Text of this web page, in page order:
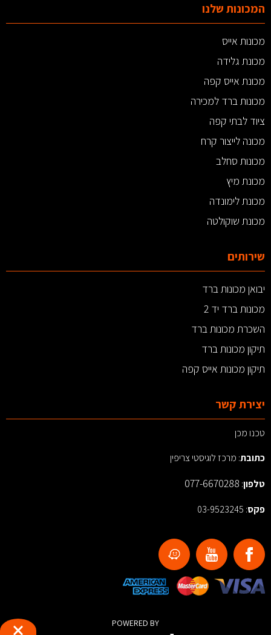
המכונות שלנו
מכונות אייס
מכונת גלידה
מכונת אייס קפה
מכונות ברד למכירה
ציוד לבתי קפה
מכונה לייצור קרח
מכונות סחלב
מכונת מיץ
מכונת לימונדה
מכונת שוקולטה
שירותים
יבואן מכונות ברד
מכונות ברד יד 2
השכרת מכונות ברד
תיקון מכונות ברד
תיקון מכונות אייס קפה
יצירת קשר
טכנו מכן
כתובת: מרכז לוגיסטי צריפין
טלפון:
077-6670288
פקס: 03-9523245
POWERED BY